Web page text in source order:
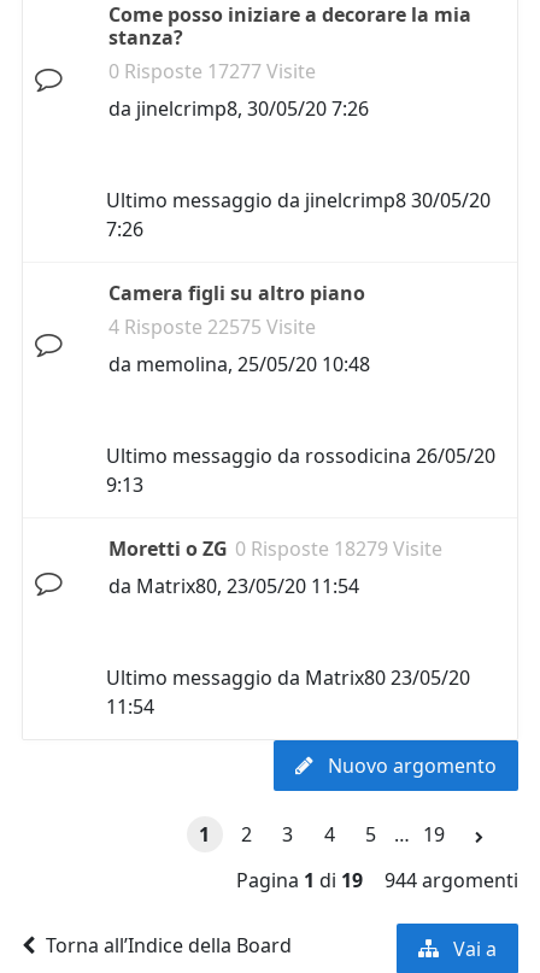
Come posso iniziare a decorare la mia
stanza?
0 Risposte 17277 Visite
da jinelcrimp8, 30/05/20 7:26
Ultimo messaggio da jinelcrimp830/05/20
7:26
Camera figli su altro piano
4 Risposte 22575 Visite
da memolina, 25/05/20 10:48
Ultimo messaggio da rossodicina 26/05/20
9:13
Moretti o ZG 0 Risposte 18279 Visite
da Matrix80, 23/05/20 11:54
Ultimo messaggio da Matrix8023/05/20
11:54
Nuovo argomento
1 2 3 4 5 … 19
Pagina 1 di 19 944 argomenti
Torna all’Indice della Board Vai a